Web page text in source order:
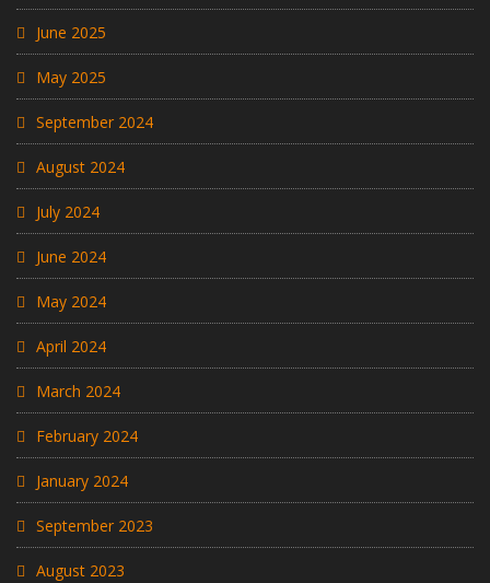
June 2025
May 2025
September 2024
August 2024
July 2024
June 2024
May 2024
April 2024
March 2024
February 2024
January 2024
September 2023
August 2023